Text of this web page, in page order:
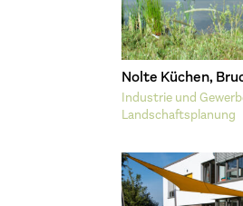
Nolte Küchen,
Industrie und
Landschaftsplanung